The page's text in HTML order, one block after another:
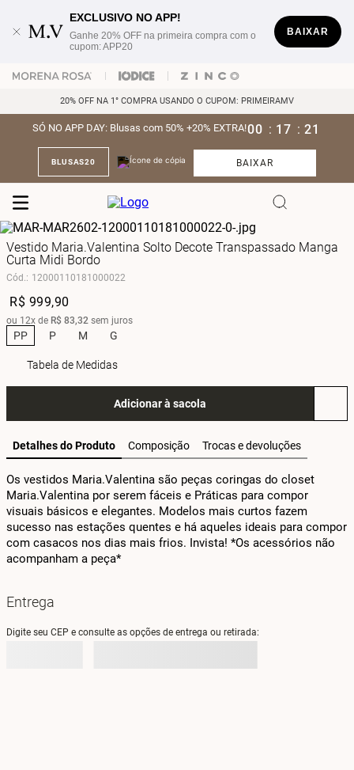
EXCLUSIVO NO APP!
Ganhe 20% OFF na primeira compra com o
cupom: APP20
BAIXAR
20% OFF NA 1° COMPRA USANDO O CUPOM: PRIMEIRAMV
SÓ NO APP DAY: Blusas com 50% +20% EXTRA!00 : 17 : 21
BLUSAS20 BAIXAR
Vestido Maria.Valentina Solto Decote Transpassado Manga
Curta Midi Bordo
Cód.: 12000110181000022
R$ 999,90
ou 12x de R$ 83,32 sem juros
PP P M G
Tabela de Medidas
Adicionar à sacola
Detalhes do Produto Composição Trocas e devoluções
Os vestidos Maria.Valentina são peças coringas do closet
Maria.Valentina por serem fáceis e Práticas para compor
visuais básicos e elegantes. Modelos mais curtos fazem
sucesso nas estações quentes e há aqueles ideais para compor
com casacos nos dias mais frios. Invista! *Os acessórios não
acompanham a peça*
Entrega
Digite seu CEP e consulte as opções de entrega ou retirada: